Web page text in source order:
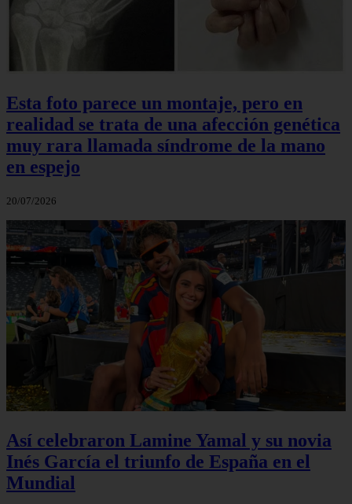
Esta foto parece un montaje, pero en
realidad se trata de una afección genética
muy rara llamada síndrome de la mano
en espejo
20/07/2026
Así celebraron Lamine Yamal y su novia
Inés García el triunfo de España en el
Mundial